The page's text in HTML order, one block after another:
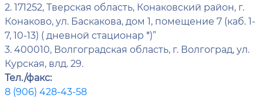
2. 171252, Тверская область, Конаковский район, г.
Конаково, ул. Баскакова, дом 1, помещение 7 (каб. 1-
7, 10-13) ( дневной стационар *)”
3. 400010, Волгоградская область, г. Волгоград, ул.
Курская, влд. 29.
Тел./факс:
8 (906) 428-43-58